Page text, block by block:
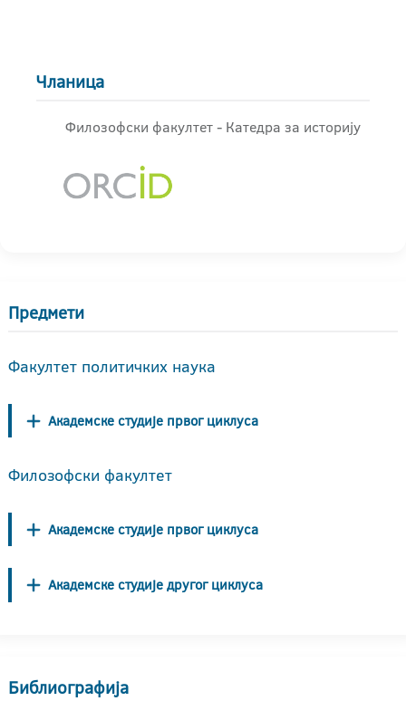
Чланица
Филозофски факултет - Катедра за историју
Предмети
Факултет политичких наука
Академске студије првог циклуса
Филозофски факултет
Академске студије првог циклуса
Академске студије другог циклуса
Библиографија